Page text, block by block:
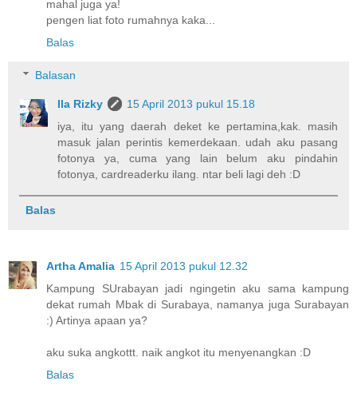
mahal juga ya!
pengen liat foto rumahnya kaka...
Balas
Balasan
Ila Rizky
15 April 2013 pukul 15.18
iya, itu yang daerah deket ke pertamina,kak. masih
masuk jalan perintis kemerdekaan. udah aku pasang
fotonya ya, cuma yang lain belum aku pindahin
fotonya, cardreaderku ilang. ntar beli lagi deh :D
Balas
Artha Amalia 15 April 2013 pukul 12.32
Kampung SUrabayan jadi ngingetin aku sama kampung
dekat rumah Mbak di Surabaya, namanya juga Surabayan
:) Artinya apaan ya?
aku suka angkottt. naik angkot itu menyenangkan :D
Balas